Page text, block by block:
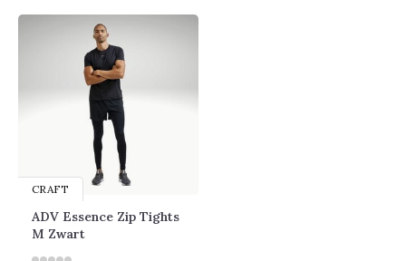
CRAFT
ADV Essence Zip Tights
M Zwart